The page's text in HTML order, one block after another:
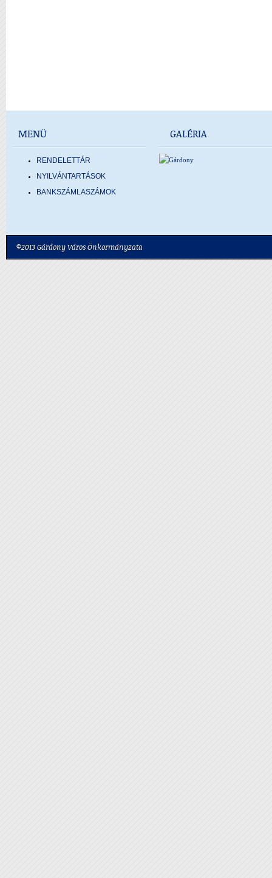
MENÜ
RENDELETTÁR
NYILVÁNTARTÁSOK
BANKSZÁMLASZÁMOK
GALÉRIA
©2013 Gárdony Város Önkormányzata